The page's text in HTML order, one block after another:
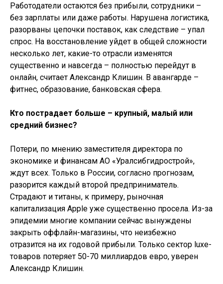
Работодатели остаются без прибыли, сотрудники –
без зарплаты или даже работы. Нарушена логистика,
разорваны цепочки поставок, как следствие – упал
спрос. На восстановление уйдет в общей сложности
несколько лет, какие-то отрасли изменятся
существенно и навсегда – полностью перейдут в
онлайн, считает Александр Клишин. В авангарде –
фитнес, образование, банковская сфера.
Кто пострадает больше – крупный, малый или
средний бизнес?
Потери, по мнению заместителя директора по
экономике и финансам АО «Уралсибгидрострой»,
ждут всех. Только в России, согласно прогнозам,
разорится каждый второй предприниматель.
Страдают и титаны, к примеру, рыночная
капитализация Apple уже существенно просела. Из-за
эпидемии многие компании сейчас вынуждены
закрыть оффлайн-магазины, что неизбежно
отразится на их годовой прибыли. Только сектор luxe-
товаров потеряет 50-70 миллиардов евро, уверен
Александр Клишин.